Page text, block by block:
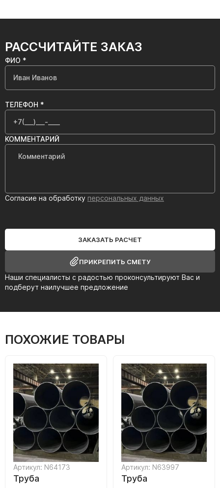
РАССЧИТАЙТЕ ЗАКАЗ
Наши специалисты с радостью проконсультируют Вас и
подберут наилучшее предложение
ФИО *
ТЕЛЕФОН *
КОММЕНТАРИЙ
Согласие на обработку персональных данных
ЗАКАЗАТЬ РАСЧЕТ
ПРИКРЕПИТЬ СМЕТУ
ПОХОЖИЕ ТОВАРЫ
Артикул: N64173
Труба
Артикул: N63997
Труба